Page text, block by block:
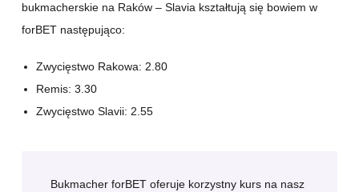
bukmacherskie na Raków – Slavia kształtują się bowiem w
forBET następująco:
Zwycięstwo Rakowa: 2.80
Remis: 3.30
Zwycięstwo Slavii: 2.55
Bukmacher forBET oferuje korzystny kurs na nasz